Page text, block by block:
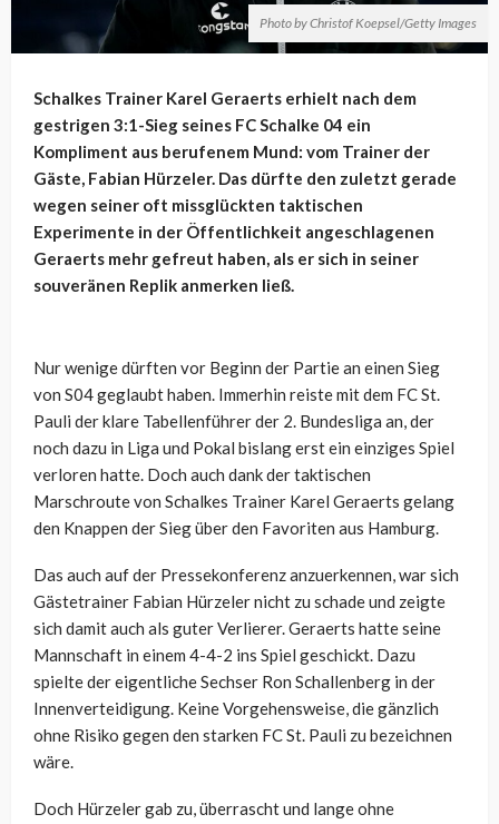
Photo by Christof Koepsel/Getty Images
Schalkes Trainer Karel Geraerts erhielt nach dem
gestrigen 3:1-Sieg seines FC Schalke 04 ein
Kompliment aus berufenem Mund: vom Trainer der
Gäste, Fabian Hürzeler. Das dürfte den zuletzt gerade
wegen seiner oft missglückten taktischen
Experimente in der Öffentlichkeit angeschlagenen
Geraerts mehr gefreut haben, als er sich in seiner
souveränen Replik anmerken ließ.
Nur wenige dürften vor Beginn der Partie an einen Sieg
von S04 geglaubt haben. Immerhin reiste mit dem FC St.
Pauli der klare Tabellenführer der 2. Bundesliga an, der
noch dazu in Liga und Pokal bislang erst ein einziges Spiel
verloren hatte. Doch auch dank der taktischen
Marschroute von Schalkes Trainer Karel Geraerts gelang
den Knappen der Sieg über den Favoriten aus Hamburg.
Das auch auf der Pressekonferenz anzuerkennen, war sich
Gästetrainer Fabian Hürzeler nicht zu schade und zeigte
sich damit auch als guter Verlierer. Geraerts hatte seine
Mannschaft in einem 4-4-2 ins Spiel geschickt. Dazu
spielte der eigentliche Sechser Ron Schallenberg in der
Innenverteidigung. Keine Vorgehensweise, die gänzlich
ohne Risiko gegen den starken FC St. Pauli zu bezeichnen
wäre.
Doch Hürzeler gab zu, überrascht und lange ohne